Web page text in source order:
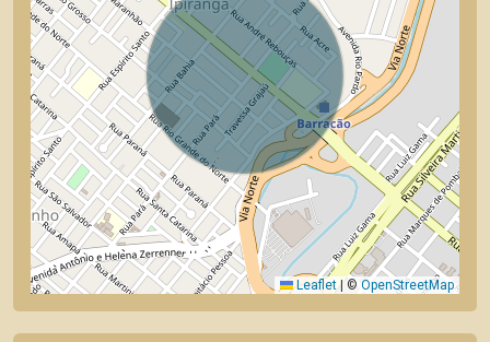
Leaflet |© OpenStreetMap